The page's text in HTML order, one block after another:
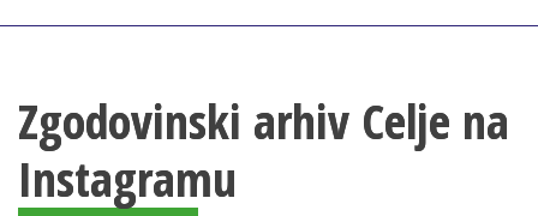
Zgodovinski arhiv Celje na
Instagramu